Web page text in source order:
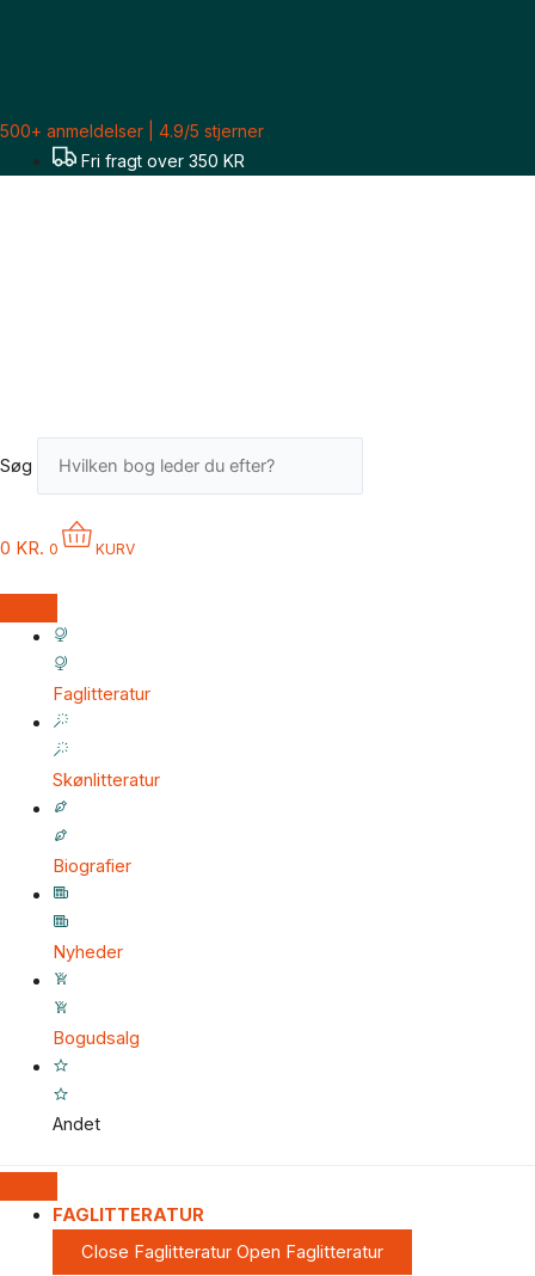
500+ anmeldelser | 4.9/5 stjerner
Fri fragt over 350 KR
Søg
0 KR. 0 KURV
Faglitteratur
Skønlitteratur
Biografier
Nyheder
Bogudsalg
Andet
FAGLITTERATUR
Close Faglitteratur Open Faglitteratur